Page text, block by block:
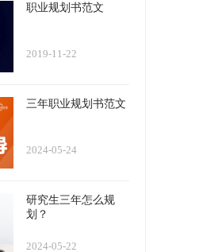
职业规划书范文
2019-11-22
三年职业规划书范文
2024-05-24
研究生三年怎么规
划？
2024-05-22